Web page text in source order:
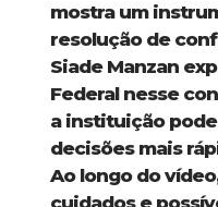
mostra um
resolução de
Siade Manzan
Federal nesse
a instituição
decisões mais
Ao longo do